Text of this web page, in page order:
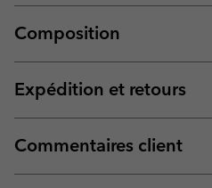
Composition
Expédition et retours
Commentaires client